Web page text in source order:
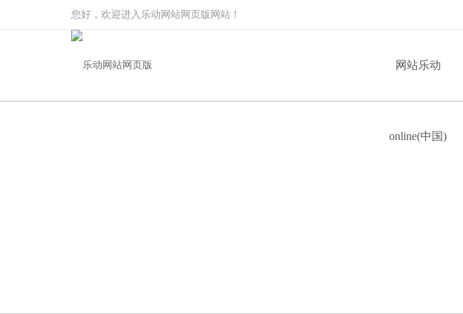
您好，欢迎进入乐动网站网页版网站！
网站乐动
online(中国)